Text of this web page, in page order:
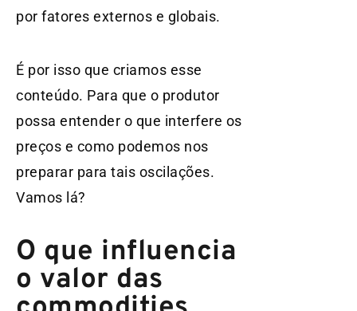
por fatores externos e globais.
É por isso que criamos esse
conteúdo. Para que o produtor
possa entender o que interfere os
preços e como podemos nos
preparar para tais oscilações.
Vamos lá?
O que influencia
o valor das